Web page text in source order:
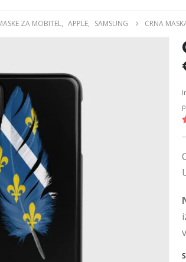
ZA MOBITEL, APPLE, SAMSUNG CRNA